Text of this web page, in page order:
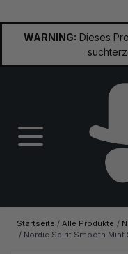
WARNING: Dieses
Startseite / Alle Produkte /
/ Nordic Spirit Smooth Mint